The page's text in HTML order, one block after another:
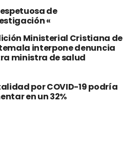
de
«
Ministerial Cristiana de
interpone denuncia
ministra de salud
por COVID-19 podría
en un 32%